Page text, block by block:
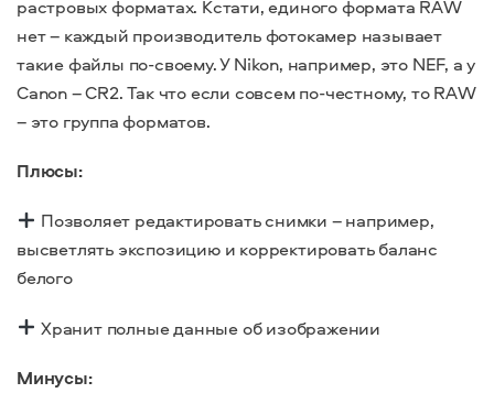
растровых форматах. Кстати, единого формата RAW
нет – каждый производитель фотокамер называет
такие файлы по-своему. У Nikon, например, это NEF, а у
Canon – CR2. Так что если совсем по-честному, то RAW
– это группа форматов.
Плюсы:
Позволяет редактировать снимки – например,
высветлять экспозицию и корректировать баланс
белого
Хранит полные данные об изображении
Минусы: